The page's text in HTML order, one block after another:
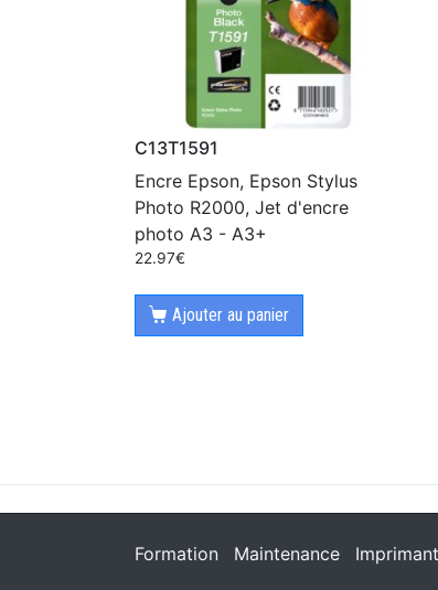
C13T1591
Encre Epson, Epson Stylus
Photo R2000, Jet d'encre
photo A3 - A3+
22.97€
Ajouter au panier
Formation Maintenance